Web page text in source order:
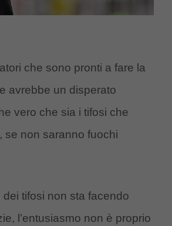
che sono pronti a fare la
avrebbe un disperato
vero che sia i tifosi che
se non saranno fuochi
tifosi non sta facendo
l’entusiasmo non è proprio